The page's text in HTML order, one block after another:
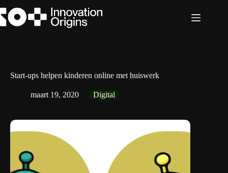
naar
de
Start-ups helpen kinderen online met huiswerk
maart 19, 2020 Digital